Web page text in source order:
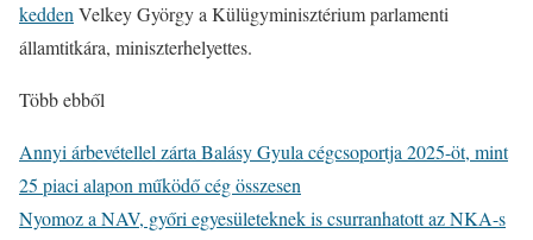
kedden Velkey György a Külügyminisztérium parlamenti
államtitkára, miniszterhelyettes.
Több ebből
Annyi árbevétellel zárta Balásy Gyula cégcsoportja 2025-öt, mint
25 piaci alapon működő cég összesen
Nyomoz a NAV, győri egyesületeknek is csurranhatott az NKA-s